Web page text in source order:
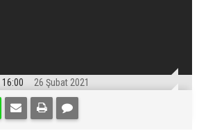
16:00 26 Şubat 2021